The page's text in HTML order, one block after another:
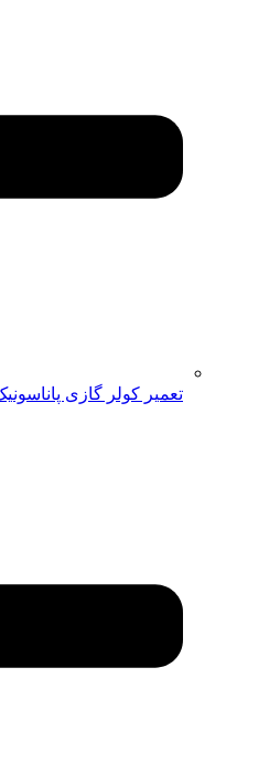
تعمیر کولر گازی پاناسونیک